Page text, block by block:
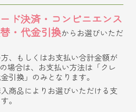
ド決済・コンビニエンス
・代金引換からお選びいただ
、もしくはお支払い合計金額が
場合は、お支払い方法は「クレ
引換」のみとなります。
商品によりお選びいただける支
。